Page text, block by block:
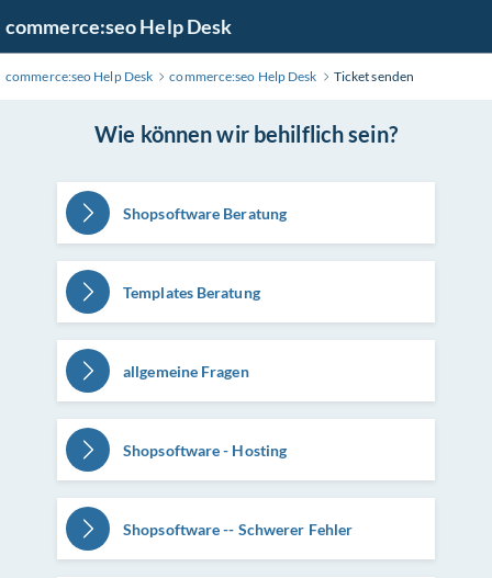
Hauptinhalt
commerce:seo Help Desk
commerce:seo Help Desk commerce:seo Help Desk Ticket senden
Wie können wir behilflich sein?
Shopsoftware Beratung
Templates Beratung
allgemeine Fragen
Shopsoftware - Hosting
Shopsoftware -- Schwerer Fehler